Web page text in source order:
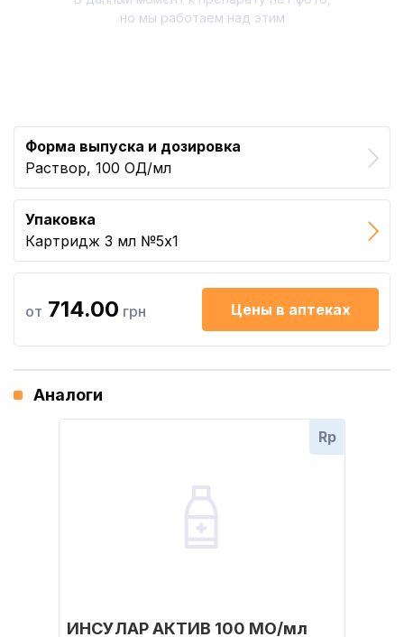
но мы работаем над этим
Форма выпуска и дозировка
Раствор, 100 ОД/мл
Упаковка
Картридж 3 мл №5x1
от 714.00 грн Цены в аптеках
Аналоги
Rp
ИНСУЛАР АКТИВ 100 МО/мл